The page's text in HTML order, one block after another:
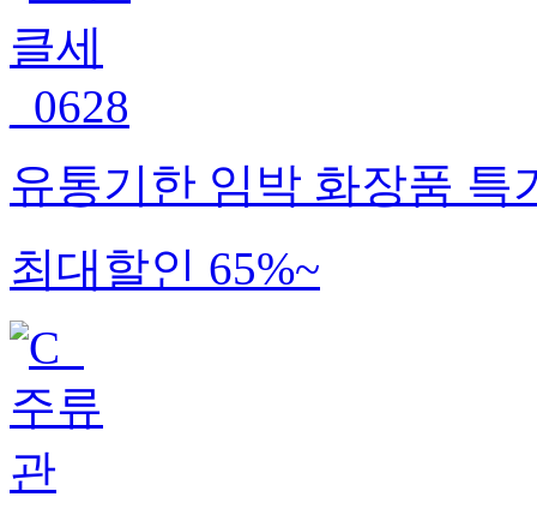
유통기한 임박 화장품 특
최대할인 65%~